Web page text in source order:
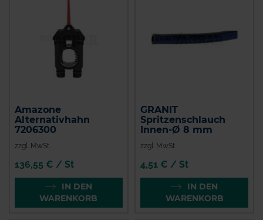
Amazone
Alternativhahn
7206300
zzgl. MwSt.
136,55 € / St
IN DEN
WARENKORB
GRANIT
Spritzenschlauch
Innen-Ø 8 mm
zzgl. MwSt.
4,51 € / St
IN DEN
WARENKORB